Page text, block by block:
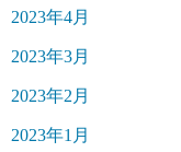
2023年4月
2023年3月
2023年2月
2023年1月